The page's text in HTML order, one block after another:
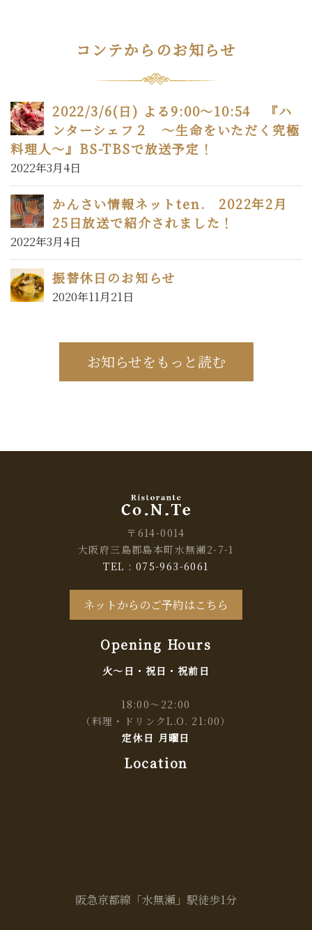
コンテからのお知らせ
2022/3/6(日) よる9:00～10:54 『ハ
ンターシェフ２ 〜生命をいただく究極
料理人〜』BS-TBSで放送予定！
2022年3月4日
かんさい情報ネットten. 2022年2月
25日放送で紹介されました！
2022年3月4日
振替休日のお知らせ
2020年11月21日
お知らせをもっと読む
〒614-0014
大阪府三島郡島本町水無瀬2-7-1
TEL : 075-963-6061
ネットからのご予約はこちら
Opening Hours
火～日・祝日・祝前日
18:00～22:00
（料理・ドリンクL.O. 21:00）
定休日 月曜日
Location
阪急京都線「水無瀬」駅徒歩1分